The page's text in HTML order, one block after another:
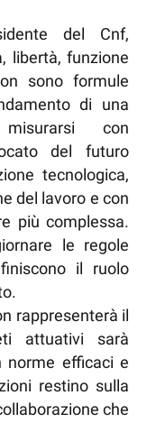
del Cnf,
libertà, funzione
sono formule
di una
con
del futuro
tecnologica,
del lavoro e con
più complessa.
le regole
il ruolo
rappresenterà il
attuativi sarà
norme efficaci e
restino sulla
che